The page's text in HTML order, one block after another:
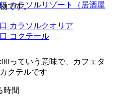
カラソルリゾート（居酒屋
カラソルクオリア
コクテール
です。
っていう意味で、カフェタ
クテルです
時間